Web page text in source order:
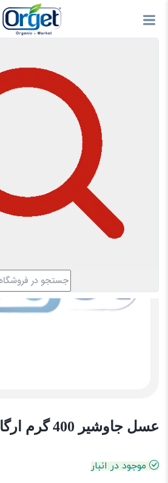
عسل جاوشیر 400 گرم ارگانیک هاکان
موجود در انبار